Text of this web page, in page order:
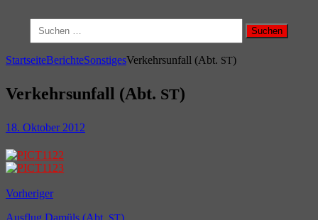
nach:
StartseiteBerichteSonstigesVerkehrsunfall (Abt. ST)
Verkehrsunfall (Abt. ST)
18. Oktober 2012
Vorheriger
Ausflug Damüls (Abt.
)